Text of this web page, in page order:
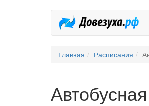
Главная Расписания